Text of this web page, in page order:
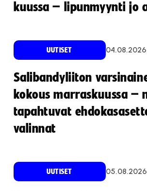
kuussa – lipunmyynti jo
UUTISET 04.08.2026
Salibandyliiton
kokous marraskuussa –
tapahtuvat
valinnat
UUTISET 05.08.2026